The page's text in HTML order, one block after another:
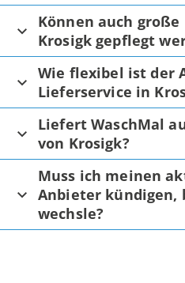
Können auch
Krosigk gepflegt
Wie flexibel ist der
Lieferservice in
Liefert WaschMal
von Krosigk?
Muss ich meinen
Anbieter kündigen,
wechsle?